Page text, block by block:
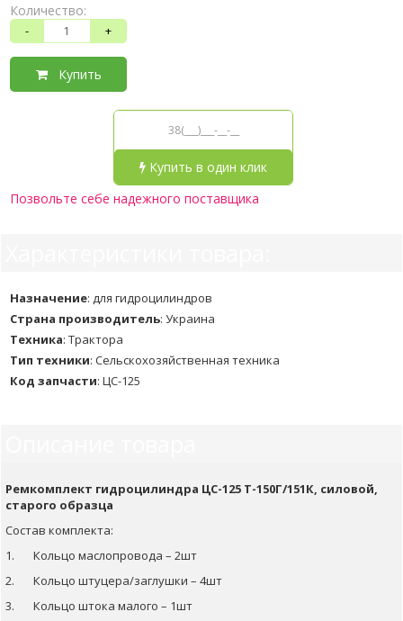
Количество:
- +
Купить
Купить в один клик
Позвольте себе надежного поставщика
Назначение: для гидроцилиндров
Страна производитель: Украина
Техника: Трактора
Тип техники: Сельскохозяйственная техника
Код запчасти: ЦС-125
Ремкомплект гидроцилиндра ЦС-125 Т-150Г/151К, силовой,
старого образца
Состав комплекта:
1. Кольцо маслопровода – 2шт
2. Кольцо штуцера/заглушки – 4шт
3. Кольцо штока малого – 1шт